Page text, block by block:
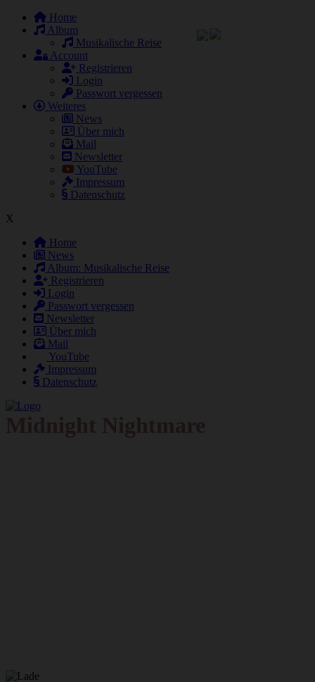
Home
Album
Musikalische Reise
Account
Registrieren
Login
Passwort vergessen
Weiteres
News
Über mich
Mail
Newsletter
YouTube
Impressum
Datenschutz
X
Home
News
Album: Musikalische Reise
Registrieren
Login
Passwort vergessen
Newsletter
Über mich
Mail
YouTube
Impressum
Datenschutz